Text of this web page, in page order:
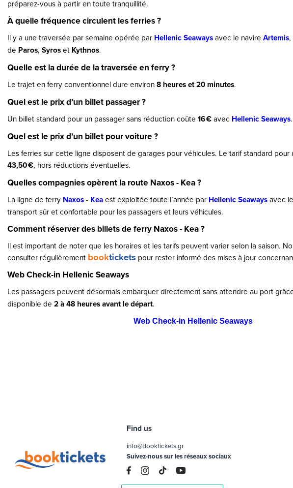
préparez-vous à partir en toute tranquillité.
À quelle fréquence circulent les ferries ?
Il y a une traversée par semaine opérée par Hellenic Seawaysavec le navire Artemis
de Paros, Syroset Kythnos.
Quelle est la durée de la traversée en ferry ?
Le trajet en ferry conventionnel dure environ8 heures et 20 minutes.
Quel est le prix d’un billet passager ?
Un billet standard pour un passager sans réduction coûte 16 €avec Hellenic Seaways.
Quel est le prix d’un billet pour voiture ?
Les ferries sur cette ligne disposent de garages pour véhicules. Le tarif standard
43,50 €, hors réductions éventuelles.
Quelles compagnies opèrent la route Naxos - Kea ?
La ligne de ferry Naxos- Keaest exploitée toute l’année par Hellenic Seawaysavec
transport sûr et confortable pour les passagers et leurs véhicules.
Comment réserver des billets de ferry Naxos - Kea ?
Il est important de noter que les horaires et les tarifs peuvent varier selon la saison.
consulter régulièrement booktickets pour rester informé des mises à jour
Web Check-in Hellenic Seaways
Les passagers peuvent désormais embarquer directement sans attendre au port
disponible de 2 à 48 heures avant le départ.
Web Check-in Hellenic Seaways
Find us
info@Booktickets.gr
Suivez-nous sur les réseaux sociaux